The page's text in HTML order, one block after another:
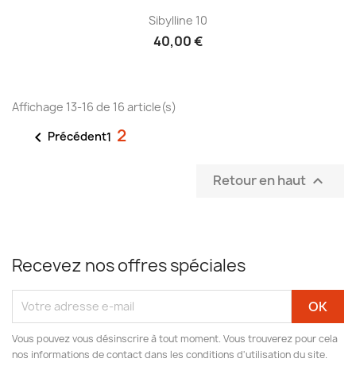
Sibylline 10
40,00 €
Affichage 13-16 de 16 article(s)
 Précédent1 2
Retour en haut 
Recevez nos offres spéciales
Vous pouvez vous désinscrire à tout moment. Vous trouverez pour cela
nos informations de contact dans les conditions d'utilisation du site.